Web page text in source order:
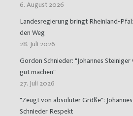
6. August 2026
Landesregierung bringt Rheinland-
den Weg
28. Juli 2026
Gordon Schnieder: "Johannes Steiniger
gut machen"
27. Juli 2026
"Zeugt von absoluter Größe":
Schnieder Respekt